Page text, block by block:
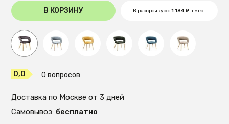
В КОРЗИНУ В рассрочкуот 1 184 ₽ в мес.
0,0 0 вопросов
Доставка по Москве от 3 дней
Самовывоз: бесплатно